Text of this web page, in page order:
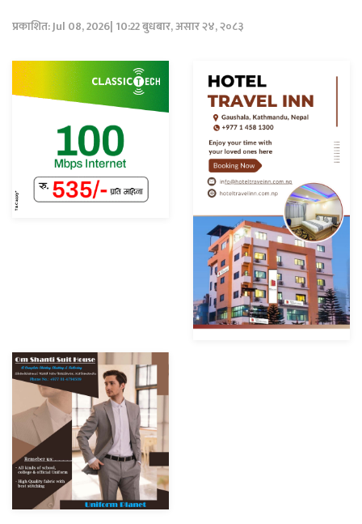
प्रकाशित: Jul 08, 2026| 10:22 बुधबार, असार २४, २०८३